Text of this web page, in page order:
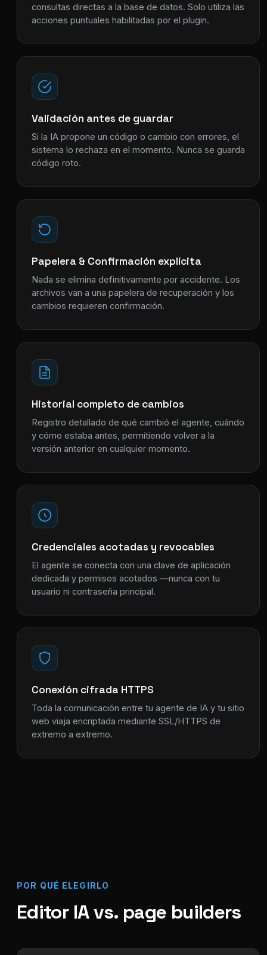
consultas directas a la base de datos. Solo utiliza las
acciones puntuales habilitadas por el plugin.
Validación antes de guardar
Si la IA propone un código o cambio con errores, el
sistema lo rechaza en el momento. Nunca se guarda
código roto.
Papelera & Confirmación explícita
Nada se elimina definitivamente por accidente. Los
archivos van a una papelera de recuperación y los
cambios requieren confirmación.
Historial completo de cambios
Registro detallado de qué cambió el agente, cuándo
y cómo estaba antes, permitiendo volver a la
versión anterior en cualquier momento.
Credenciales acotadas y revocables
El agente se conecta con una clave de aplicación
dedicada y permisos acotados —nunca con tu
usuario ni contraseña principal.
Conexión cifrada HTTPS
Toda la comunicación entre tu agente de IA y tu sitio
web viaja encriptada mediante SSL/HTTPS de
extremo a extremo.
POR QUÉ ELEGIRLO
Editor IA vs. page builders